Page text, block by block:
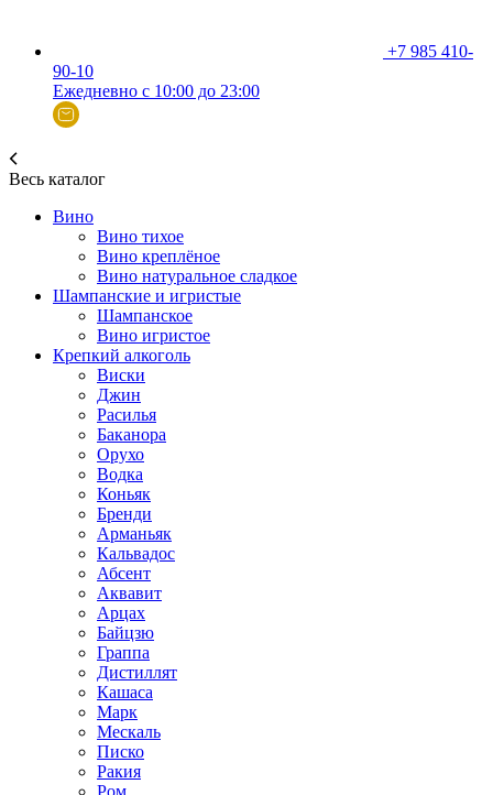
+7 985 410-
90-10
Ежедневно с 10:00 до 23:00
Весь каталог
Вино
Вино тихое
Вино креплёное
Вино натуральное сладкое
Шампанские и игристые
Шампанское
Вино игристое
Крепкий алкоголь
Виски
Джин
Расилья
Баканора
Орухо
Водка
Коньяк
Бренди
Арманьяк
Кальвадос
Абсент
Аквавит
Арцах
Байцзю
Граппа
Дистиллят
Кашаса
Марк
Мескаль
Писко
Ракия
Ром